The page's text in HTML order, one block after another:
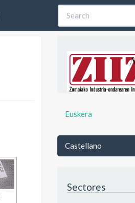
Euskera
Castellano
Sectores